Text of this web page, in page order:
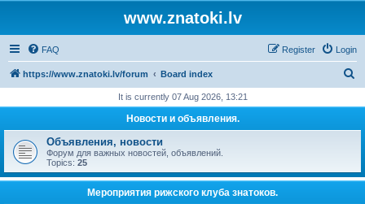
www.znatoki.lv
FAQ Login
Register
https://www.znatoki.lv/forum Board index
r
h
It is currently 07 Aug 2026, 13:21
Новости и объявления.
Объявления, новости
Форум для важных новостей, объявлений.
Topics: 25
Мероприятия рижского клуба знатоков.